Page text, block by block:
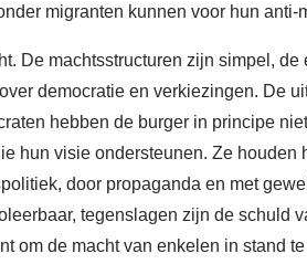
migranten kunnen voor hun anti-
De machtsstructuren zijn simpel,
democratie en verkiezingen. De
hebben de burger in principe
hun visie ondersteunen. Ze houden
door propaganda en met
tegenslagen zijn de schuld
om de macht van enkelen in stand